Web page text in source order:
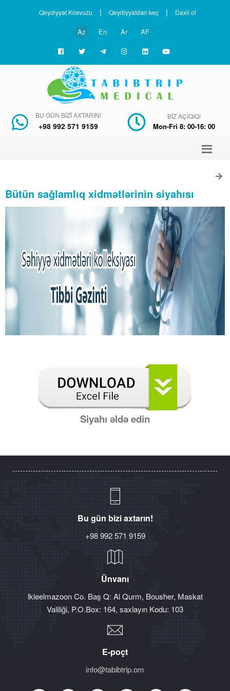
Qeydiyyat Kılavuzu | Qeydiyyatdan keç | Daxil ol
Az En Ar AF
BU GÜN BIZI AXTARIN!
+98 992 571 9159
BIZ AÇIQIQ!
Mon-Fri 8: 00-16: 00
Bütün sağlamlıq xidmətlərinin siyahısı
Siyahı əldə edin
Bu gün bizi axtarın!
+98 992 571 9159
Ünvanı
lkleelmazoon Co. Baş Q: Al Qurm, Bousher, Maskat
Valiliği, P.O.Box: 164, saxlayın Kodu: 103
E-poçt
info@tabibtrip.om